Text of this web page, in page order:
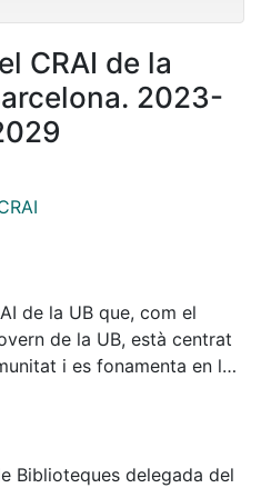
CRAI de la
2023-
de la UB que, com el
de la UB, està centrat
i es fonamenta en la
i la no
artificial afavorida per
Biblioteques delegada del